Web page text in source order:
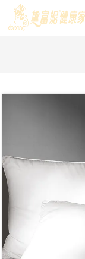
loading